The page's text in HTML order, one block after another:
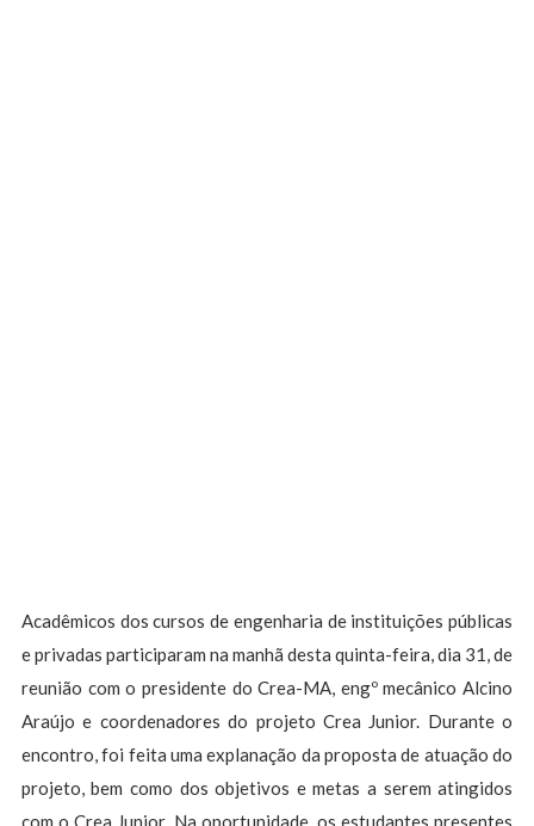
Acadêmicos dos cursos de engenharia de instituições públicas
e privadas participaram na manhã desta quinta-feira, dia 31, de
reunião com o presidente do Crea-MA, engº mecânico Alcino
Araújo e coordenadores do projeto Crea Junior. Durante o
encontro, foi feita uma explanação da proposta de atuação do
projeto, bem como dos objetivos e metas a serem atingidos
com o Crea Junior. Na oportunidade, os estudantes presentes